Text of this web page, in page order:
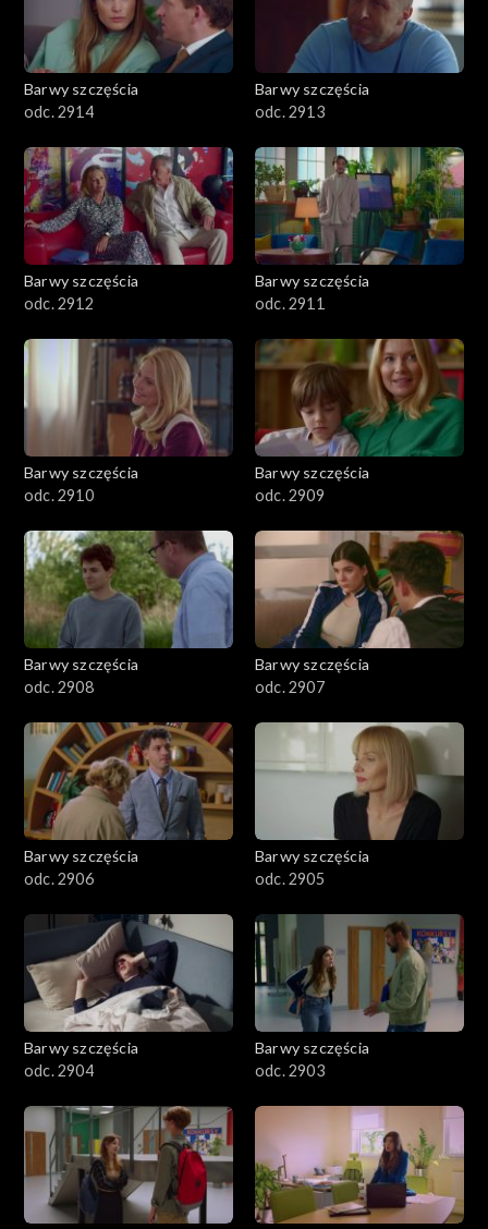
Barwy szczęścia
odc. 2914
Barwy szczęścia
odc. 2913
Barwy szczęścia
odc. 2912
Barwy szczęścia
odc. 2911
Barwy szczęścia
odc. 2910
Barwy szczęścia
odc. 2909
Barwy szczęścia
odc. 2908
Barwy szczęścia
odc. 2907
Barwy szczęścia
odc. 2906
Barwy szczęścia
odc. 2905
Barwy szczęścia
odc. 2904
Barwy szczęścia
odc. 2903